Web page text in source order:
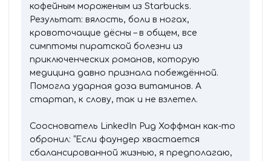
кофейным мороженым из Starbucks.
Результат: вялость, боли в ногах,
кровоточащие дёсны – в общем, все
симптомы пиратской болезни из
приключенческих романов, которую
медицина давно признала побеждённой.
Помогла ударная доза витаминов. А
стартап, к слову, так и не взлетел.
Сооснователь LinkedIn Рид Хоффман как-то
обронил: “Если фаундер хвастается
сбалансированной жизнью, я предполагаю,